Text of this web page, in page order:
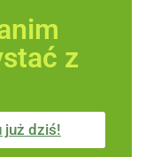
z
już dziś!